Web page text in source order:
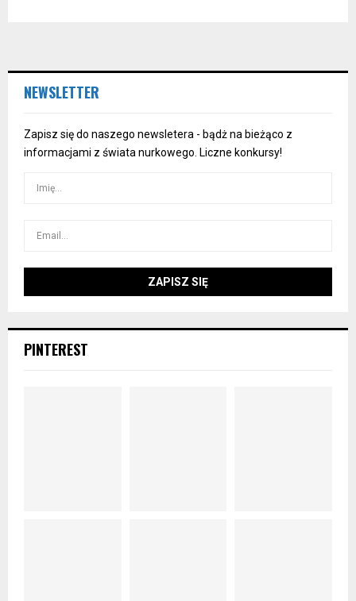
NEWSLETTER
Zapisz się do naszego newsletera - bądż na bieżąco z
informacjami z świata nurkowego. Liczne konkursy!
PINTEREST